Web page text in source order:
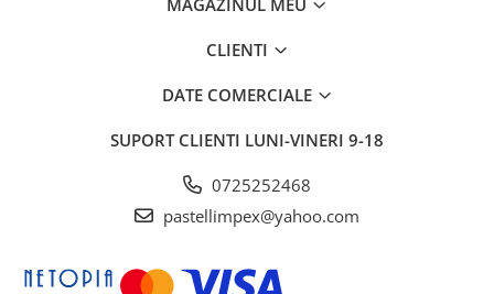
MAGAZINUL MEU
CLIENTI
DATE COMERCIALE
SUPORT CLIENTI LUNI-VINERI 9-18
0725252468
pastellimpex@yahoo.com